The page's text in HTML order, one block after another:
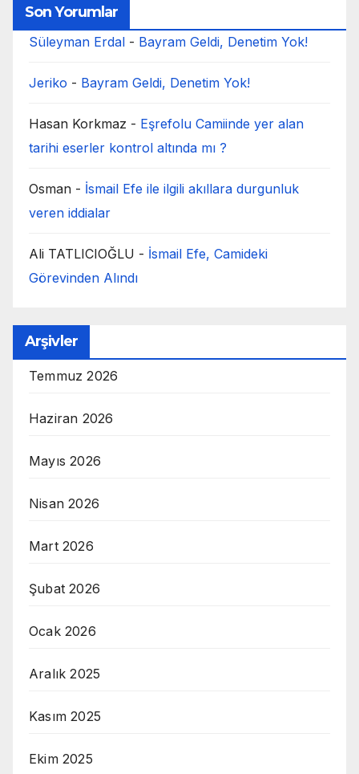
Son Yorumlar
Süleyman Erdal - Bayram Geldi, Denetim Yok!
Jeriko - Bayram Geldi, Denetim Yok!
Hasan Korkmaz - Eşrefolu Camiinde yer alan
tarihi eserler kontrol altında mı ?
Osman - İsmail Efe ile ilgili akıllara durgunluk
veren iddialar
Ali TATLICIOĞLU - İsmail Efe, Camideki
Görevinden Alındı
Arşivler
Temmuz 2026
Haziran 2026
Mayıs 2026
Nisan 2026
Mart 2026
Şubat 2026
Ocak 2026
Aralık 2025
Kasım 2025
Ekim 2025